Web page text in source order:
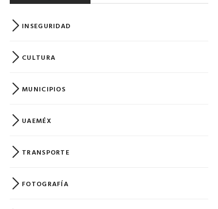
INSEGURIDAD
CULTURA
MUNICIPIOS
UAEMÉX
TRANSPORTE
FOTOGRAFÍA